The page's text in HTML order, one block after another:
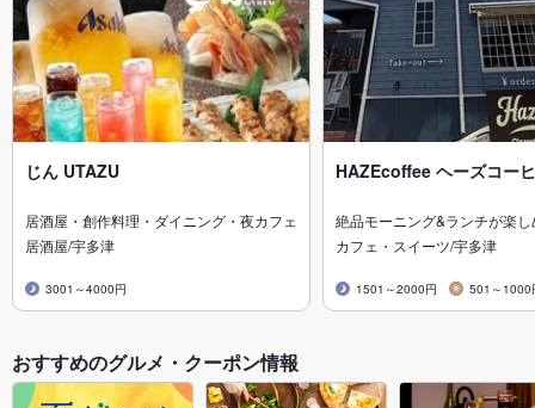
じん UTAZU
居酒屋・創作料理・ダイニング・夜カフェ
居酒屋/宇多津
3001～4000円
HAZEcoffee ヘーズコー
絶品モーニング&ランチが楽
カフェ・スイーツ/宇多津
1501～2000円 501～1000
おすすめのグルメ・クーポン情報